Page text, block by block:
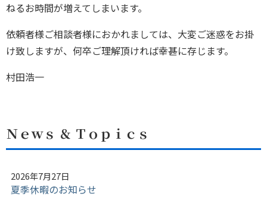
ねるお時間が増えてしまいます。
依頼者様ご相談者様におかれましては、大変ご迷惑をお掛
け致しますが、何卒ご理解頂ければ幸甚に存じます。
村田浩一
Ｎｅｗｓ ＆ Ｔｏｐｉｃｓ
2026年7月27日
夏季休暇のお知らせ